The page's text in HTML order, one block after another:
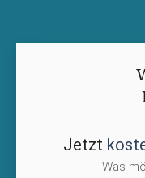
Jetzt
Was